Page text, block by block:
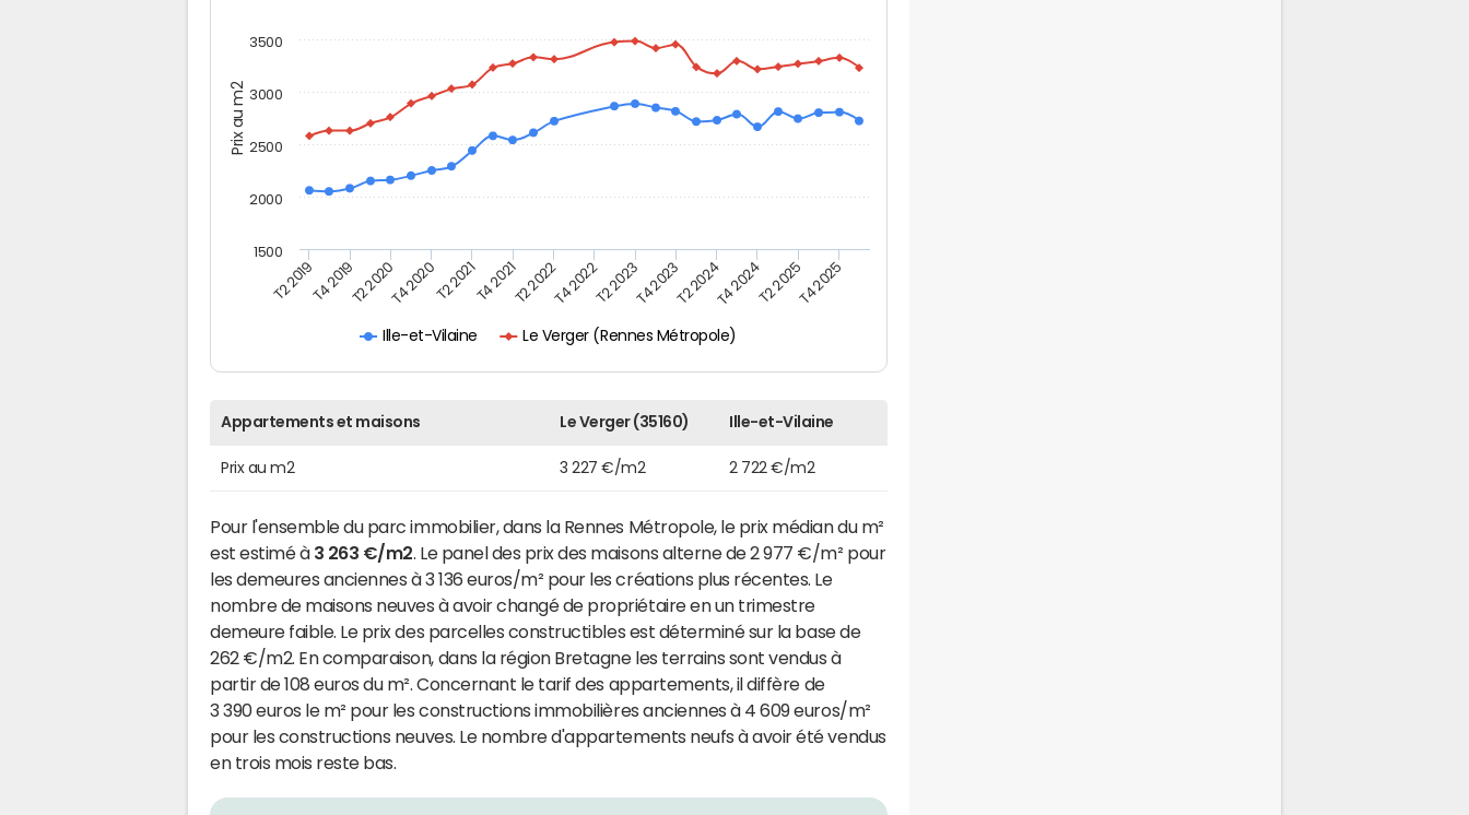
Prix au m2
Ille-et-Vilaine Le Verger (Rennes Métropole)
T2 2019T4 2019T2 2020T4 2020T2 2021T4 2021T2 2022T4 2022T2 2023T4 2023T2 2024T4 2024T2 2025T4 2025
1500
2000
2500
3000
3500
Appartements et maisons Le Verger (35160) Ille-et-Vilaine
Prix au m2 3 227 €/m2 2 722 €/m2
Pour l'ensemble du parc immobilier, dans la Rennes Métropole, le prix médian du m²
est estimé à 3 263 €/m2 . Le panel des prix des maisons alterne de 2 977 €/m² pour
les demeures anciennes à 3 136 euros/m² pour les créations plus récentes. Le
nombre de maisons neuves à avoir changé de propriétaire en un trimestre
demeure faible. Le prix des parcelles constructibles est déterminé sur la base de
262 €/m2. En comparaison, dans la région Bretagne les terrains sont vendus à
partir de 108 euros du m². Concernant le tarif des appartements, il diffère de
3 390 euros le m² pour les constructions immobilières anciennes à 4 609 euros/m²
pour les constructions neuves. Le nombre d'appartements neufs à avoir été vendus
en trois mois reste bas.